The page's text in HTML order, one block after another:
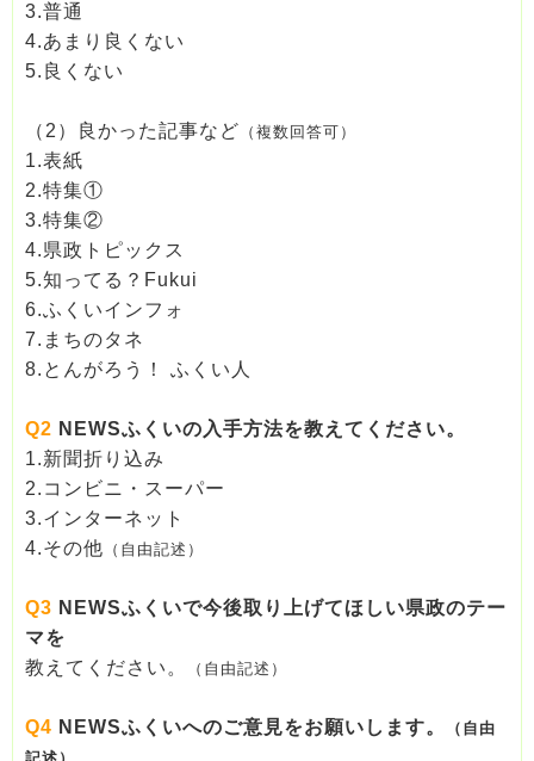
3.普通
4.あまり良くない
5.良くない
（2）良かった記事など （複数回答可）
1.表紙
2.特集①
3.特集②
4.県政トピックス
5.知ってる？Fukui
6.ふくいインフォ
7.まちのタネ
8.とんがろう！ ふくい人
Q2 NEWSふくいの入手方法を教えてください。
1.新聞折り込み
2.コンビニ・スーパー
3.インターネット
4.その他 （自由記述）
Q3 NEWSふくいで今後取り上げてほしい県政のテー
マを
教えてください。
（自由記述）
Q4 NEWSふくいへのご意見をお願いします。
（自由